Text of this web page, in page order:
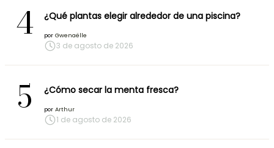
4 ¿Qué plantas elegir alrededor de una piscina?
por Gwenaëlle
3 de agosto de 2026
5 ¿Cómo secar la menta fresca?
por Arthur
1 de agosto de 2026